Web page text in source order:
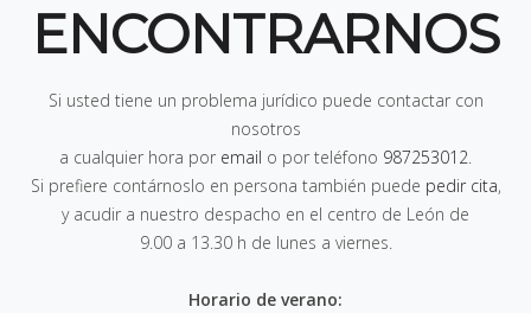
ENCONTRARNOS
Si usted tiene un problema jurídico puede contactar con
nosotros
a cualquier hora por email o por teléfono 987253012.
Si prefiere contárnoslo en persona también puede pedir cita,
y acudir a nuestro despacho en el centro de León de
9.00 a 13.30 h de lunes a viernes.
Horario de verano: